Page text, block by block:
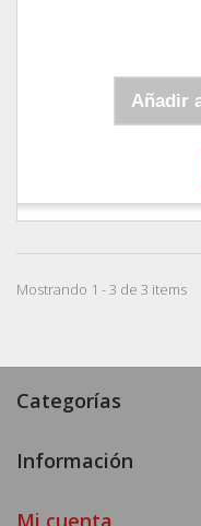
Añadir
Mostrando 1 - 3 de 3 items
Categorías
Información
Mi cuenta